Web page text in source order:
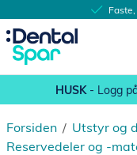
HUSK- Logg
/
Forsiden
Utstyr og
Reservedeler og -